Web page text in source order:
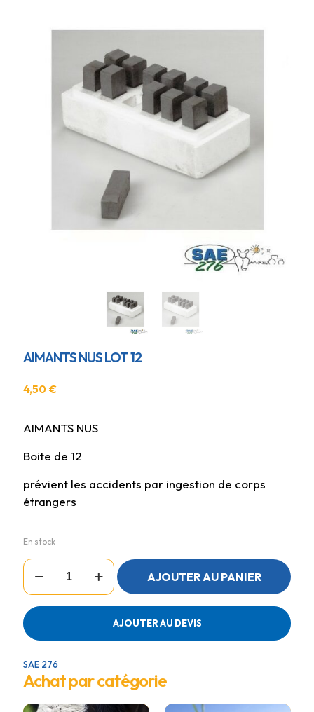
AIMANTS NUS LOT 12
4,50 €
AIMANTS NUS
Boite de 12
prévient les accidents par ingestion de corps
étrangers
En stock
quantité
AIMANTS
NUS
LOT
12
AJOUTER AU PANIER
AJOUTER AU DEVIS
SAE 276
Achat par catégorie